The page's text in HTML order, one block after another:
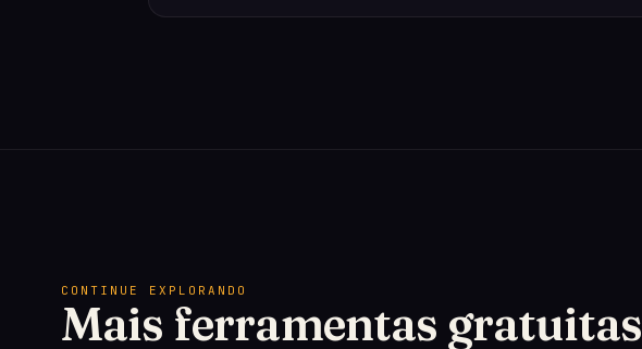
CONTINUE EXPLORANDO
Mais ferramentas gratuitas